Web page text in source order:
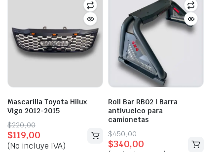
Mascarilla Toyota Hilux
Vigo 2012-2015
$220,00
Original
price
was:
$119,00
Current
price
is:
(No incluye IVA)
Roll Bar RB02 | Barra
antivuelco para
camionetas
$450,00
Original
price
$340,00
Current
price